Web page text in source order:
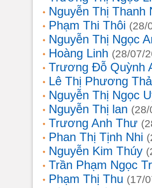
Nguyễn Thị Thanh
Phạm Thi Thôi (28/
Nguyễn Thị Ngọc
Hoàng Linh (28/07/
Trương Đỗ Quỳnh
Lê Thị Phương
Nguyễn Thị Ngọc
Nguyễn Thị lan
Trương Anh Thư
Phan Thị Tịnh Nhi
Nguyễn Kim Thúy
Trần Phạm Ngọc
Phạm Thị Thu (17/